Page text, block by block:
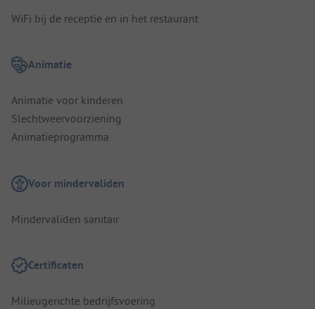
WiFi bij de receptie en in het restaurant
Animatie
Animatie voor kinderen
Slechtweervoorziening
Animatieprogramma
Voor mindervaliden
Mindervaliden sanitair
Certificaten
Milieugerichte bedrijfsvoering